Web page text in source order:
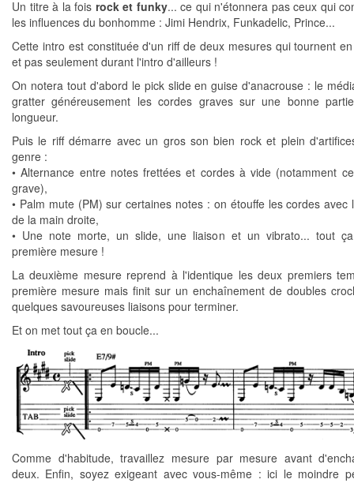
Un titre à la fois rock et funky... ce qui n'étonnera pas ceux qui
les influences du bonhomme : Jimi Hendrix, Funkadelic, Prince...
Cette intro est constituée d'un riff de deux mesures qui tournent
et pas seulement durant l'intro d'ailleurs !
On notera tout d'abord le pick slide en guise d'anacrouse : le
gratter généreusement les cordes graves sur une bonne
longueur.
Puis le riff démarre avec un gros son bien rock et plein
genre :
• Alternance entre notes frettées et cordes à vide (notamment
grave),
• Palm mute (PM) sur certaines notes : on étouffe les cordes avec
de la main droite,
• Une note morte, un slide, une liaison et un vibrato... tout
première mesure !
La deuxième mesure reprend à l'identique les deux premiers
première mesure mais finit sur un enchaînement de doubles
quelques savoureuses liaisons pour terminer.
Et on met tout ça en boucle...
Comme d'habitude, travaillez mesure par mesure avant
deux. Enfin, soyez exigeant avec vous-même : ici le moindre